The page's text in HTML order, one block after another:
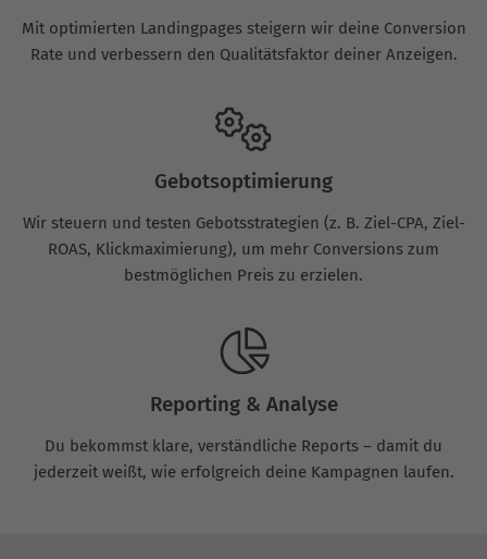
Mit optimierten Landingpages steigern wir deine Conversion
Rate und verbessern den Qualitätsfaktor deiner Anzeigen.
Gebotsoptimierung
Wir steuern und testen Gebotsstrategien (z. B. Ziel-CPA, Ziel-
ROAS, Klickmaximierung), um mehr Conversions zum
bestmöglichen Preis zu erzielen.
Reporting & Analyse
Du bekommst klare, verständliche Reports – damit du
jederzeit weißt, wie erfolgreich deine Kampagnen laufen.